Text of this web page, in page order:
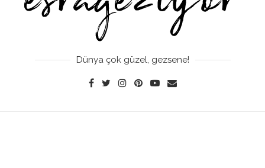
Dünya çok güzel, gezsene!